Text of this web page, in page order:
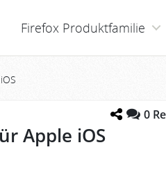
Firefox Produktfamilie
0
Apple iOS